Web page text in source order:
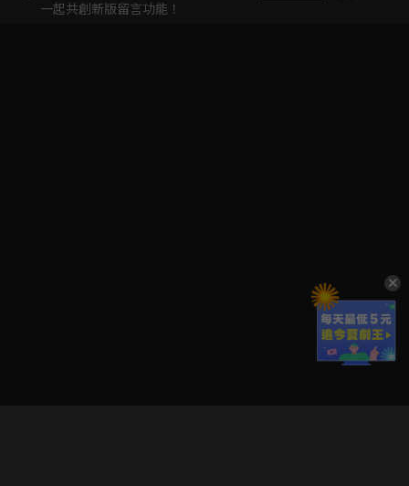
一起共創新版留言功能！